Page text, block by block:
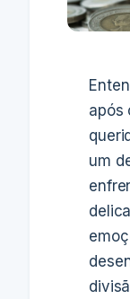
após
um